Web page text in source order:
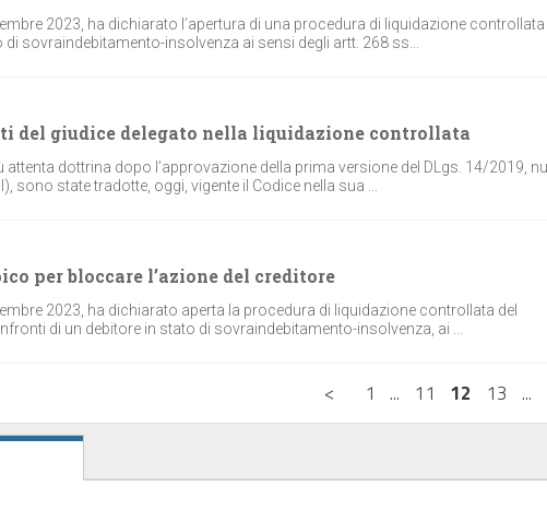
2023, ha dichiarato l’apertura di una procedura di liquidazione controllata
sovraindebitamento-insolvenza ai sensi degli artt. 268 ss...
del giudice delegato nella liquidazione controllata
attenta dottrina dopo l’approvazione della prima versione del DLgs. 14/2019,
sono state tradotte, oggi, vigente il Codice nella sua ...
per bloccare l’azione del creditore
2023, ha dichiarato aperta la procedura di liquidazione controllata del
di un debitore in stato di sovraindebitamento-insolvenza, ai ...
< 1 ... 11 12 13 ...